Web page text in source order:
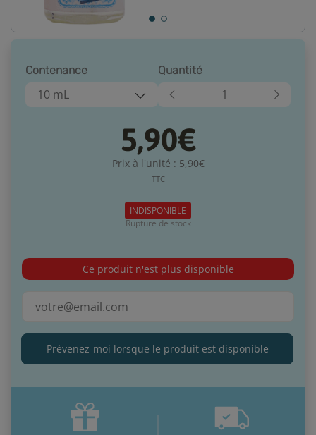
Contenance
10 mL
Quantité
5,90€
Prix à l'unité : 5,90€
TTC
INDISPONIBLE
Rupture de stock
Ce produit n'est plus disponible
Prévenez-moi lorsque le produit est disponible